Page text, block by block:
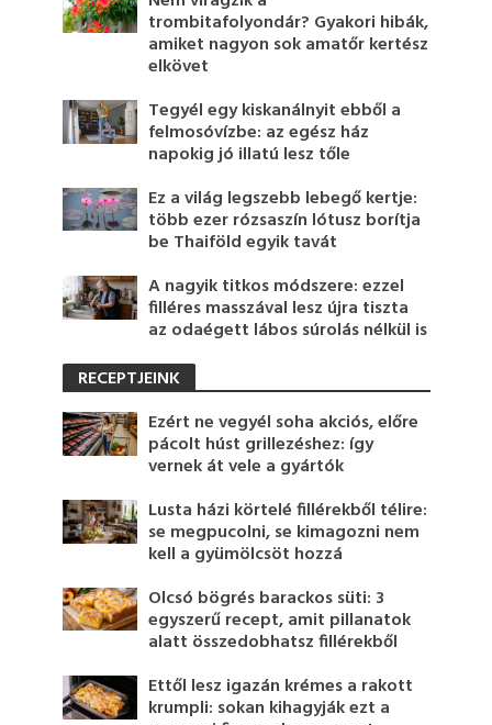
trombitafolyondár? Gyakori hibák,
amiket nagyon sok amatőr kertész
elkövet
Tegyél egy kiskanálnyit ebből a
felmosóvízbe: az egész ház
napokig jó illatú lesz tőle
Ez a világ legszebb lebegő kertje:
több ezer rózsaszín lótusz borítja
be Thaiföld egyik tavát
A nagyik titkos módszere: ezzel
filléres masszával lesz újra tiszta
az odaégett lábos súrolás nélkül is
RECEPTJEINK
Ezért ne vegyél soha akciós, előre
pácolt húst grillezéshez: így
vernek át vele a gyártók
Lusta házi körtelé fillérekből télire:
se megpucolni, se kimagozni nem
kell a gyümölcsöt hozzá
Olcsó bögrés barackos süti: 3
egyszerű recept, amit pillanatok
alatt összedobhatsz fillérekből
Ettől lesz igazán krémes a rakott
krumpli: sokan kihagyják ezt a